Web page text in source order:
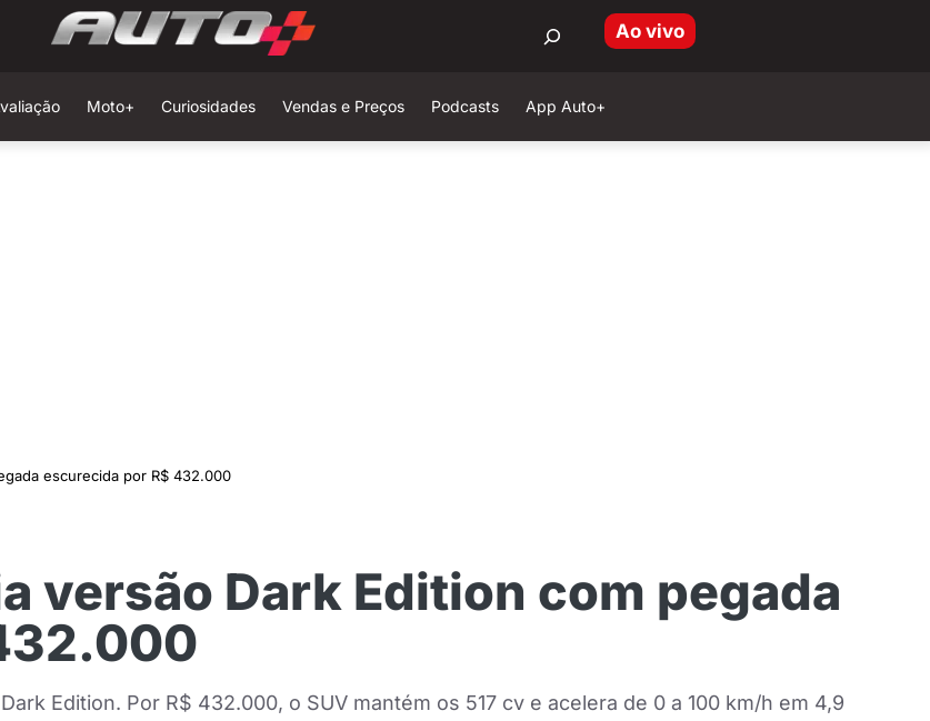
Ao vivo
Moto+ Curiosidades Vendas e Preços Podcasts App Auto+
escurecida por R$ 432.000
versão Dark Edition com pegada
Edition. Por R$ 432.000, o SUV mantém os 517 cv e acelera de 0 a 100 km/h em 4,9